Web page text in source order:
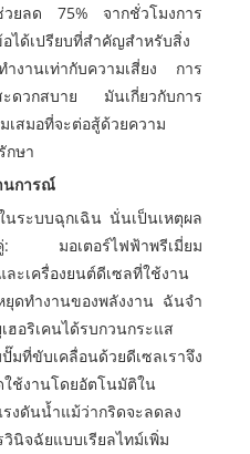
วยลด 75% จากชั่วโมงการ
ได้เปรียบที่สำคัญสำหรับสิ่ง
ำงานเท่ากับความเสี่ยง การ
ะดวกสบาย มันเกี่ยวกับการ
เสมอที่จะต่อสู้ด้วยความ
กษา
นการณ์
ระบบฉุกเฉิน นั่นเป็นเหตุผล
คู่: มอเตอร์ไฟฟ้าพรีเมี่ยม
ะเครื่องยนต์ดีเซลที่ใช้งาน
ยุดทำงานของพลังงาน ฉันจำ
ฮอริเคนได้รบกวนกระแส
ที่ขับเคลื่อนด้วยดีเซลเราจึง
ใช้งานโดยอัตโนมัติใน
งดันน้ำแม้ว่ากริดจะลดลง
นิจฉัยแบบเรียลไทม์เพิ่ม